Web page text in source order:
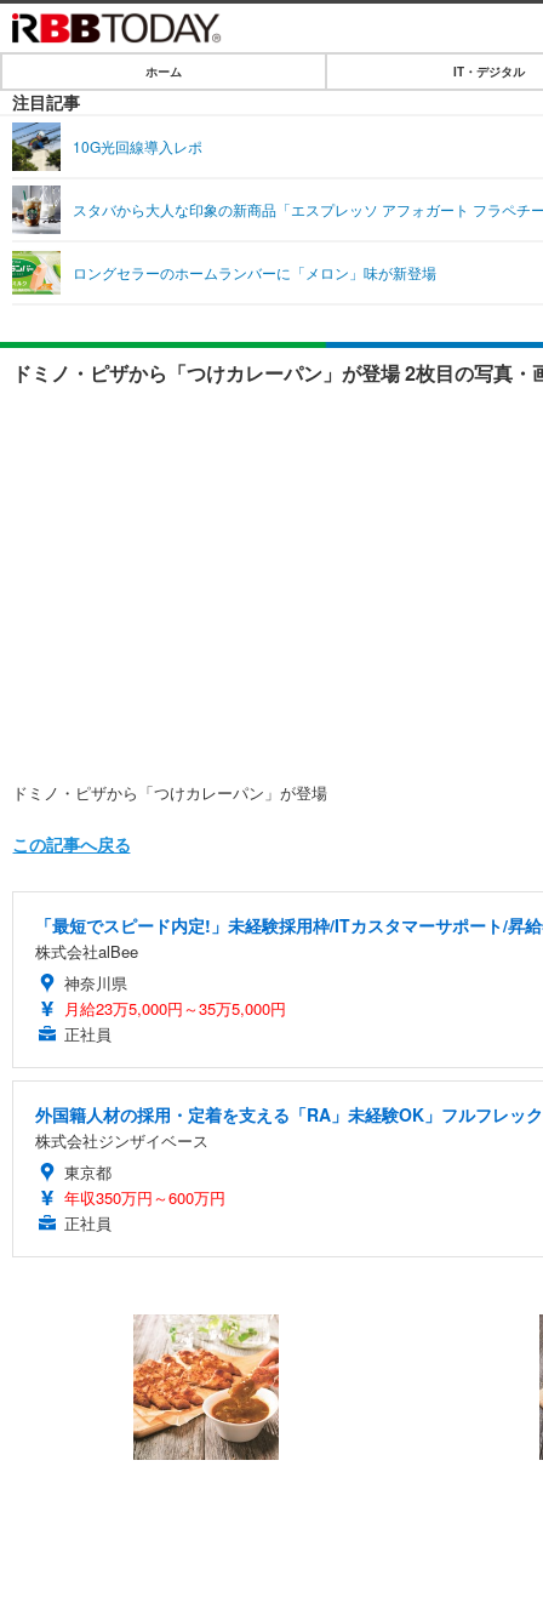
IT・デジタル
ショッピング
SPEED TEST
エンタメ
エンタメTOP
音楽
ライフ
ライフTOP
ペット
リリース一覧
ホーム IT・デジタル
注目記事
10G光回線導入レポ
スタバから大人な印象の新商品「エスプレッソ アフォガート フラペチ
ロングセラーのホームランバーに「メロン」味が新登場
ドミノ・ピザから「つけカレーパン」が登場 2枚目の写真・
ドミノ・ピザから「つけカレーパン」が登場
この記事へ戻る
「最短でスピード内定!」未経験採用枠/ITカスタマーサポート/昇
株式会社alBee
神奈川県
月給23万5,000円～35万5,000円
正社員
外国籍人材の採用・定着を支える「RA」未経験OK」フルフレッ
株式会社ジンザイベース
東京都
年収350万円～600万円
正社員